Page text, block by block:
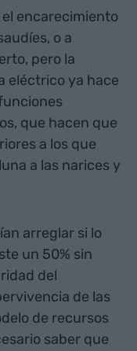
encarecimiento
o a
pero la
eléctrico ya hace
que hacen que
a los que
a las narices y
arreglar si lo
un 50% sin
del
de las
de recursos
saber que